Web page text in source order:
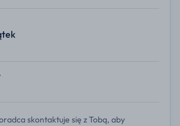
skontaktuje się z Tobą, aby